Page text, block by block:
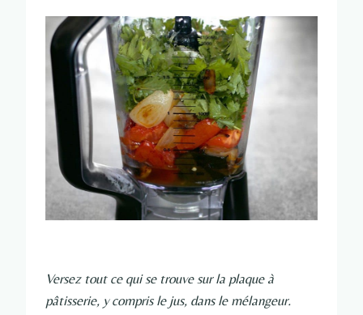
Versez tout ce qui se trouve sur la plaque à
pâtisserie, y compris le jus, dans le mélangeur.